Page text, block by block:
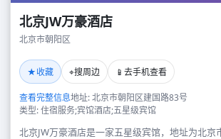
北京JW万豪酒店
北京市朝阳区
★收藏 ⌖搜周边 📱 去手机查看
查看完整信息地址: 北京市朝阳区建国路83号
类型: 住宿服务;宾馆酒店;五星级宾馆
北京JW万豪酒店是一家五星级宾馆，地址为北京